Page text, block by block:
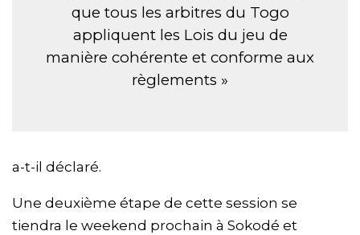
que tous les arbitres du Togo
appliquent les Lois du jeu de
manière cohérente et conforme aux
règlements »
a-t-il déclaré.
Une deuxième étape de cette session se
tiendra le weekend prochain à Sokodé et